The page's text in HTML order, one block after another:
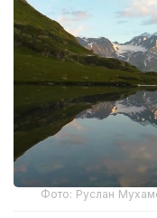
Фото: Руслан